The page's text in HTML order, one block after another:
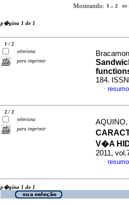
Mostrando: 1 .. 2 no
p�gina 1 de 1
1 / 2
seleciona
para imprimir
184.
·
2 / 2
seleciona
para imprimir
V�A
2011,
·
p�gina 1 de 1